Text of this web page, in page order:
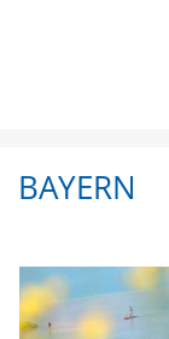
BAYERN